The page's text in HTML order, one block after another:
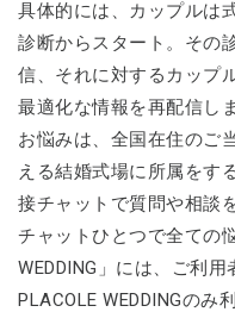
具体的には、カップルは
診断からスタート。その
信、それに対するカップ
最適化な情報を再配信し
お悩みは、全国在住のご
える結婚式場に所属をす
接チャットで質問や相談
チャットひとつで全ての
WEDDING」には、ご利
PLACOLE WEDDINGのみ